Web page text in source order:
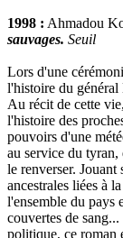
1998 : Ahmadou
sauvages. Seuil
Lors d'une
l'histoire du
Au récit de cette
l'histoire des
pouvoirs d'une
au service du
le renverser. Jouant
ancestrales liées à
l'ensemble du pays
couvertes de
politique, ce roman